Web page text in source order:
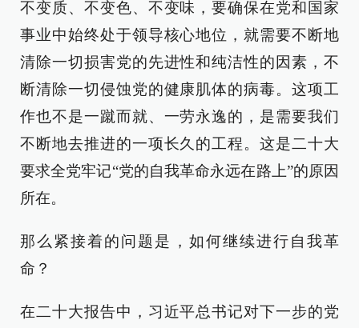
不变质、不变色、不变味，要确保在党和国家
事业中始终处于领导核心地位，就需要不断地
清除一切损害党的先进性和纯洁性的因素，不
断清除一切侵蚀党的健康肌体的病毒。这项工
作也不是一蹴而就、一劳永逸的，是需要我们
不断地去推进的一项长久的工程。这是二十大
要求全党牢记“党的自我革命永远在路上”的原因
所在。
那么紧接着的问题是，如何继续进行自我革
命？
在二十大报告中，习近平总书记对下一步的党